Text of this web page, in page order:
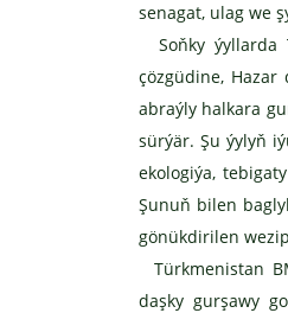
senagat, ulag we
Soňky ýyllarda
çözgüdine,
abraýly halkara
sürýär. Şu ýylyň
ekologiýa,
Şunuň bilen
gönükdirilen
Türkmenistan
daşky gurşawy